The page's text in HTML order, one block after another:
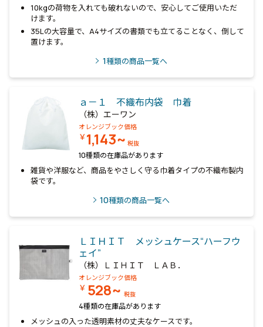
10kgの荷物を入れても破れないので、安心してご使用いただ
けます。
35Lの大容量で、A4サイズの書類でも立てることなく、倒して
置けます。
1種類の商品一覧へ
ａ－１ 不織布内袋 巾着
（株）エーワン
オレンジブック価格
￥1,143~ 税抜
10種類の在庫品があります
雑貨や洋服など、商品をやさしく守る巾着タイプの不織布製内
袋です。
10種類の商品一覧へ
ＬＩＨＩＴ メッシュケース“ハーフウ
ェイ”
（株）ＬＩＨＩＴ ＬＡＢ．
オレンジブック価格
￥ 528~ 税抜
4種類の在庫品があります
メッシュの入った透明素材の丈夫なケースです。